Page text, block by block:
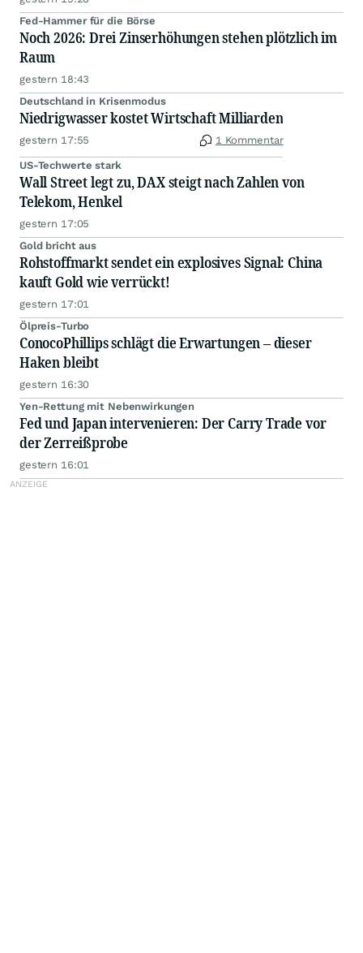
Fed-Hammer für die Börse
Noch 2026: Drei Zinserhöhungen stehen plötzlich im
Raum
gestern 18:43
Deutschland in Krisenmodus
Niedrigwasser kostet Wirtschaft Milliarden
gestern 17:55 1 Kommentar
US-Techwerte stark
Wall Street legt zu, DAX steigt nach Zahlen von
Telekom, Henkel
gestern 17:05
Gold bricht aus
Rohstoffmarkt sendet ein explosives Signal: China
kauft Gold wie verrückt!
gestern 17:01
Ölpreis-Turbo
ConocoPhillips schlägt die Erwartungen – dieser
Haken bleibt
gestern 16:30
Yen-Rettung mit Nebenwirkungen
Fed und Japan intervenieren: Der Carry Trade vor
der Zerreißprobe
gestern 16:01